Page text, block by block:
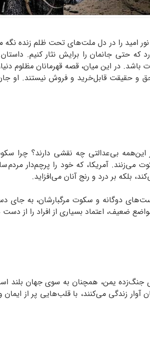
امید را در دل ملت‌های تحت ظلم زنده نگه
که حتی جانمان را برایش نثار کنیم.
در این میان، قصه قهرمانان مظلوم
و حقیقت قابل‌خرید و فروش نیستند. او جان
بی‌عدالتی چه نقشی دارند؟ چرا
آمریکا، که خود را پرچم‌دار مردم
بلکه بر درد و رنج آنان می‌افزاید.
دوگانه و سکوت مرگبارشان، به جای
ضعیف، اعتماد بسیاری از افراد را از دست
جنگ‌زده یمن، همچنان به سوی جهان بلند
زندگی می‌کنند، با قلب‌هایی پر از ایمان